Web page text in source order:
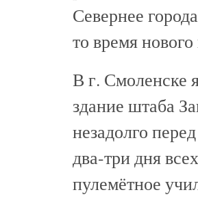
Севернее
то время
В г. Смоленске
здание штаба
незадолго
два-три дня
пулемётное